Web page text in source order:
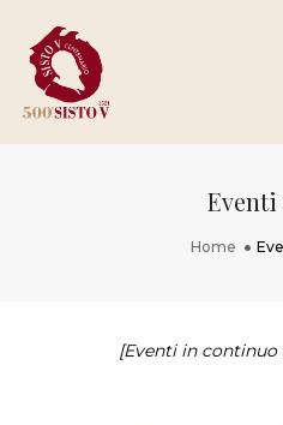
Eventi
Home
[Eventi in